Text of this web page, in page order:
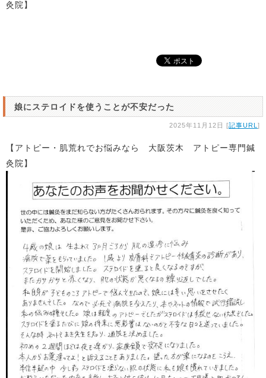
灸院】
娘にステロイドを使うことが不安だった
2025年11月12日 [記事URL ]
【アトピー・肌荒れでお悩みなら 大阪茨木 アトピー専門鍼
灸院】